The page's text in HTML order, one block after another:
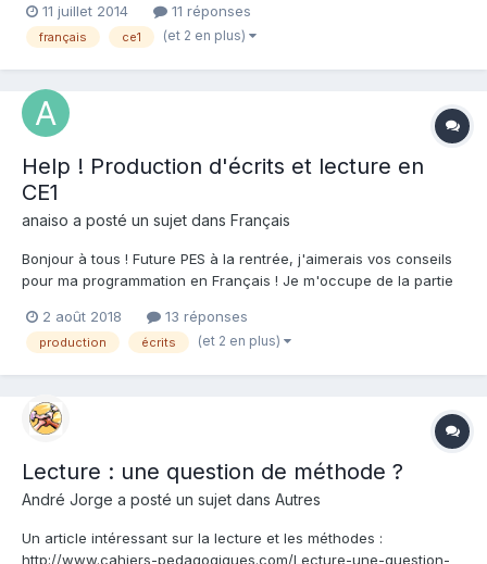
avons fait le choix avec ma collègue de Rue des Contes. J'ai
commencé à regarder comment organiser ma progra...
11 juillet 2014 11 réponses
français ce1 (et 2 en plus)
Help ! Production d'écrits et lecture en
CE1
anaiso a posté un sujet dans Français
Bonjour à tous ! Future PES à la rentrée, j'aimerais vos conseils
pour ma programmation en Français ! Je m'occupe de la partie
d'après Picot) + fluence. En dehors de la dictée et de la fluence,
j'ai 4 séances de 45 minutes de frança...
2 août 2018 13 réponses
production écrits (et 2 en plus)
Lecture : une question de méthode ?
André Jorge a posté un sujet dans Autres
Un article intéressant sur la lecture et les méthodes :
http://www.cahiers-pedagogiques.com/Lecture-une-question-